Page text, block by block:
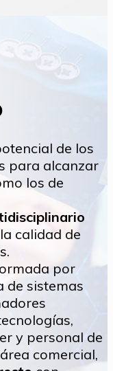
de los
para alcanzar
los de
calidad de
por
de sistemas
y personal de
comercial,